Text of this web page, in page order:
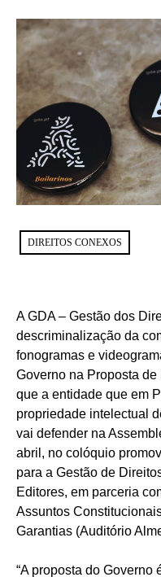
DIREITOS CONEXOS
A GDA – Gestão dos
descriminalização da
fonogramas e
Governo na Proposta
que a entidade que em
propriedade intelectual
vai defender na
abril, no colóquio
para a Gestão de
Editores, em parceria
Assuntos
Garantias (Auditório
“A proposta do Governo